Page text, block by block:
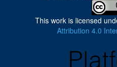
This work is licensed
Attribution 4.0